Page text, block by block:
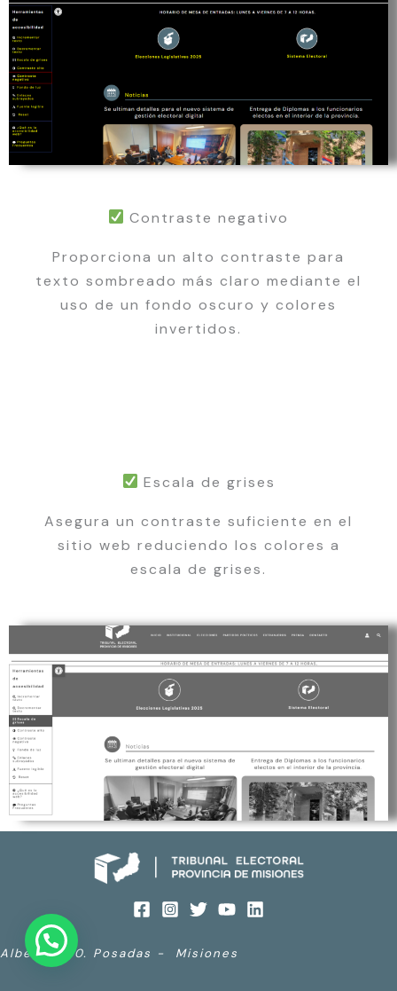
Contraste negativo
Proporciona un alto contraste para
texto sombreado más claro mediante el
uso de un fondo oscuro y colores
invertidos.
Escala de grises
Asegura un contraste suficiente en el
sitio web reduciendo los colores a
escala de grises.
Alberdi 690. Posadas - Misiones